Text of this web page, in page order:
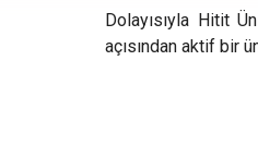
Dolayısıyla Hitit
açısından aktif bir